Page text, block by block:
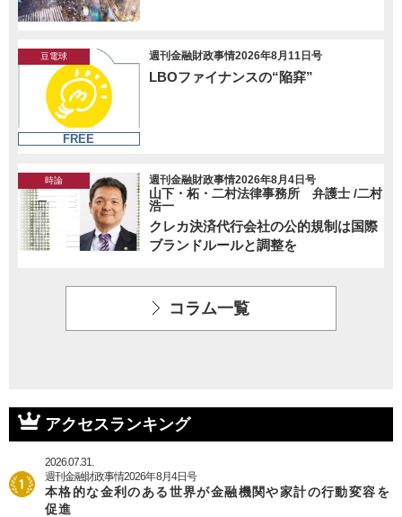
豆電球
FREE
週刊金融財政事情2026年8月11日号
LBOファイナンスの“陥穽”
時論 週刊金融財政事情2026年8月4日号
山下・柘・二村法律事務所 弁護士 /二村
浩一
クレカ決済代行会社の公的規制は国際
ブランドルールと調整を
コラム一覧
アクセスランキング
2026.07.31.
週刊金融財政事情2026年8月4日号
本格的な金利のある世界が金融機関や家計の行動変容を
促進